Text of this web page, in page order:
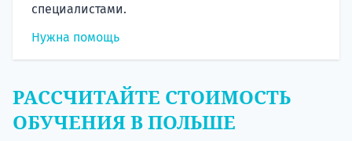
специалистами.
Нужна помощь
РАССЧИТАЙТЕ СТОИМОСТЬ
ОБУЧЕНИЯ В ПОЛЬШЕ